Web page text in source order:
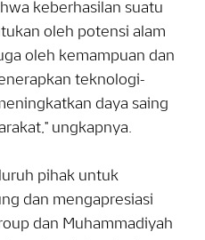
keberhasilan suatu
oleh potensi alam
oleh kemampuan dan
teknologi-
daya saing
ungkapnya.
pihak untuk
dan mengapresiasi
dan Muhammadiyah